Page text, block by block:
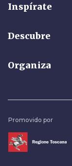
Inspírate
Descubre
Organiza
Promovido por